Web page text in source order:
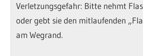
Verletzungsgefahr: Bitte nehmt
oder gebt sie den mitlaufenden
am Wegrand.